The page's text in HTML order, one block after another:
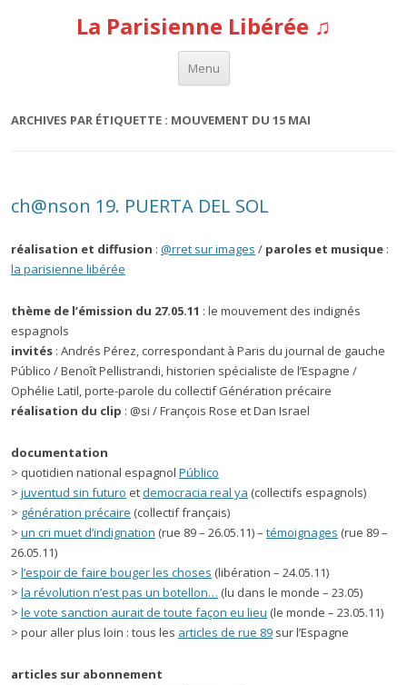
La Parisienne Libérée ♫
Menu
Aller au contenu
ARCHIVES PAR ÉTIQUETTE : MOUVEMENT DU 15 MAI
ch@nson 19. PUERTA DEL SOL
réalisation et diffusion : @rret sur images / paroles et musique :
la parisienne libérée
thème de l’émission du 27.05.11 : le mouvement des indignés
espagnols
invités : Andrés Pérez, correspondant à Paris du journal de gauche
Público / Benoît Pellistrandi, historien spécialiste de l’Espagne /
Ophélie Latil, porte-parole du collectif Génération précaire
réalisation du clip : @si / François Rose et Dan Israel
documentation
> quotidien national espagnol Público
> juventud sin futuro etdemocracia real ya (collectifs espagnols)
> génération précaire (collectif français)
> un cri muet d’indignation (rue 89 – 26.05.11) – témoignages (rue 89 –
26.05.11)
> l’espoir de faire bouger les choses (libération – 24.05.11)
> la révolution n’est pas un botellon… (lu dans le monde – 23.05)
> le vote sanction aurait de toute façon eu lieu (le monde – 23.05.11)
> pour aller plus loin : tous les articles de rue 89 sur l’Espagne
articles sur abonnement